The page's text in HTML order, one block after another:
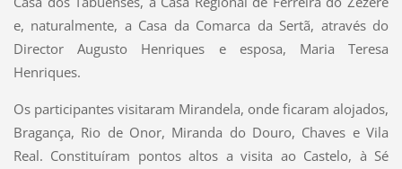
e, naturalmente, a Casa da Comarca da Sertã, através do
Director Augusto Henriques e esposa, Maria Teresa
Henriques.
Os participantes visitaram Mirandela, onde ficaram alojados,
Bragança, Rio de Onor, Miranda do Douro, Chaves e Vila
Real. Constituíram pontos altos a visita ao Castelo, à Sé